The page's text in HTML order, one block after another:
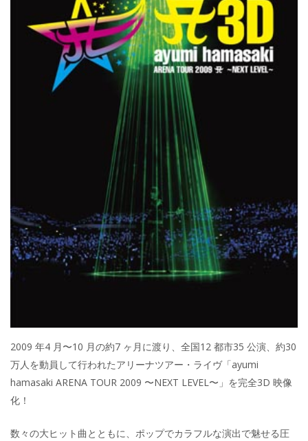
k
2009 年4 月〜10 月の約7 ヶ月に渡り、全国12 都市35 公演、約30
万人を動員して行われたアリーナツアー・ライヴ「ayumi
hamasaki ARENA TOUR 2009 〜NEXT LEVEL〜」を完全3D 映像
化！
数々の大ヒット曲とともに、ポップでカラフルな演出で魅せる圧